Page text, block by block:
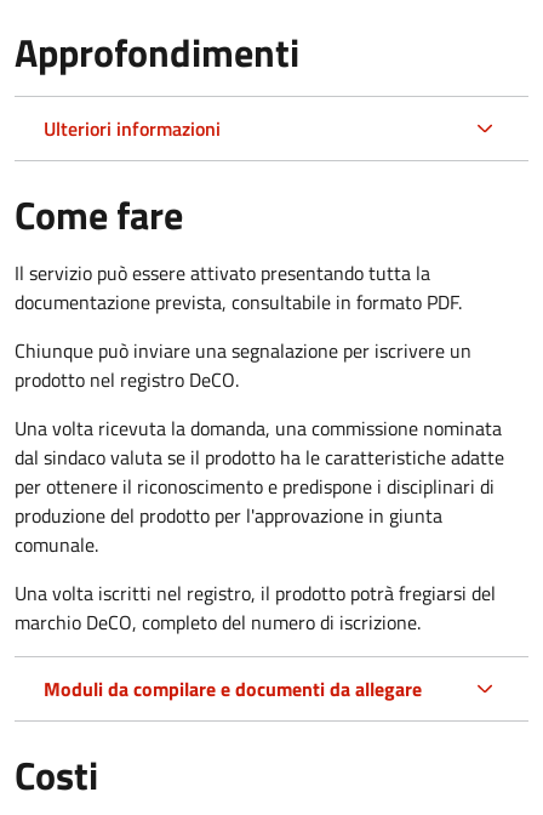
Approfondimenti
Ulteriori informazioni
Come fare
Il servizio può essere attivato presentando tutta la
documentazione prevista, consultabile in formato PDF.
Chiunque può inviare una segnalazione per iscrivere un
prodotto nel registro DeCO.
Una volta ricevuta la domanda, una commissione nominata
dal sindaco valuta se il prodotto ha le caratteristiche adatte
per ottenere il riconoscimento e predispone i disciplinari di
produzione del prodotto per l'approvazione in giunta
comunale.
Una volta iscritti nel registro, il prodotto potrà fregiarsi del
marchio DeCO, completo del numero di iscrizione.
Moduli da compilare e documenti da allegare
Costi